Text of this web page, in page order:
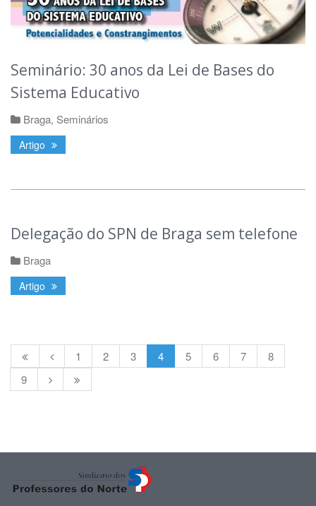
Seminário: 30 anos da Lei de Bases do
Sistema Educativo
Braga, Seminários
Artigo
Delegação do SPN de Braga sem telefone
Braga
Artigo
1 2 3 4 5 6 7
8
9